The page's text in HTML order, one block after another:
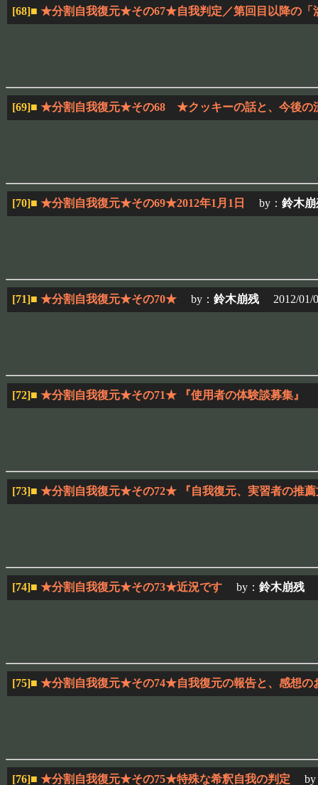
[68]■ ★分割自我復元★その67★自我判定／第回目以降の「
[69]■ ★分割自我復元★その68 ★クッキーの話と、今後の
[70]■ ★分割自我復元★その69★2012年1月1日 by： 鈴木崩
[71]■ ★分割自我復元★その70★ by： 鈴木崩残 2012/01/
[72]■ ★分割自我復元★その71★ 『使用者の体験談募集』
[73]■ ★分割自我復元★その72★ 『自我復元、実習者の推
[74]■ ★分割自我復元★その73★近況です by： 鈴木崩残
[75]■ ★分割自我復元★その74★自我復元の報告と、感想の
[76]■ ★分割自我復元★その75★特殊な希釈自我の判定 by